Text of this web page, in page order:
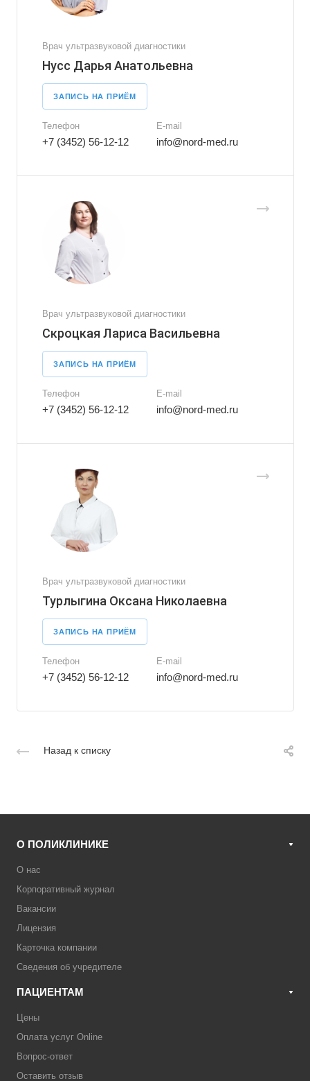
Врач ультразвуковой диагностики
Нусс Дарья Анатольевна
ЗАПИСЬ НА ПРИЁМ
Телефон
+7 (3452) 56-12-12
E-mail
info@nord-med.ru
Врач ультразвуковой диагностики
Скроцкая Лариса Васильевна
ЗАПИСЬ НА ПРИЁМ
Телефон
+7 (3452) 56-12-12
E-mail
info@nord-med.ru
Врач ультразвуковой диагностики
Турлыгина Оксана Николаевна
ЗАПИСЬ НА ПРИЁМ
Телефон
+7 (3452) 56-12-12
E-mail
info@nord-med.ru
Назад к списку
О ПОЛИКЛИНИКЕ
О нас
Корпоративный журнал
Вакансии
Лицензия
Карточка компании
Сведения об учредителе
ПАЦИЕНТАМ
Цены
Оплата услуг Online
Вопрос-ответ
Оставить отзыв